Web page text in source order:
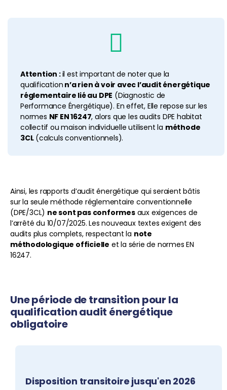
Attention :il est important de noter que la
qualification n’a rien à voir avec l’audit énergétique
réglementaire lié au DPE (Diagnostic de
Performance Énergétique). En effet, Elle repose sur les
normes NF EN 16247, alors que les audits DPE habitat
collectif ou maison individuelle utilisent la méthode
3CL(calculs conventionnels).
Ainsi, les rapports d’audit énergétique qui seraient bâtis
sur la seule méthode réglementaire conventionnelle
(DPE/3CL) ne sont pas conformesaux exigences de
l’arrêté du 10/07/2025. Les nouveaux textes exigent des
audits plus complets, respectant la note
méthodologique officielle et la série de normes EN
16247.
Une période de transition pour la
qualification audit énergétique
obligatoire
Disposition transitoire jusqu'en 2026